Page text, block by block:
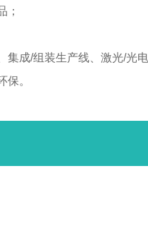
；
成/组装生产线、激光/光
。